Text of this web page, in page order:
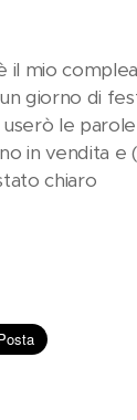
il mio
giorno di
le
in vendita
chiaro😉